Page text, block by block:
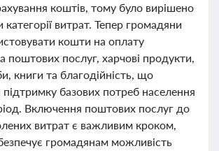
коштів, тому було вирішено
категорії витрат. Тепер громадяни
кошти на оплату
поштових послуг, харчові продукти,
книги та благодійність, що
базових потреб населення
Включення поштових послуг до
витрат є важливим кроком,
громадянам можливість